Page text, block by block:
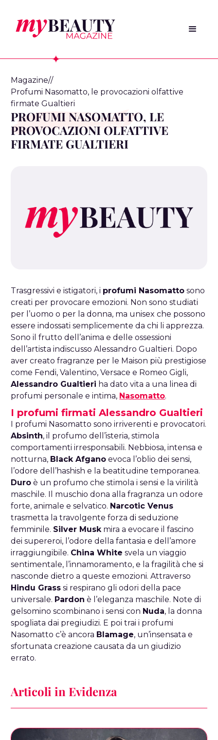
Magazine//
Profumi Nasomatto, le provocazioni olfattive
firmate Gualtieri
PROFUMI NASOMATTO, LE
PROVOCAZIONI OLFATTIVE
FIRMATE GUALTIERI
Trasgressivi e istigatori, i profumi Nasomatto sono
creati per provocare emozioni. Non sono studiati
per l’uomo o per la donna, ma unisex che possono
essere indossati semplicemente da chi li apprezza.
Sono il frutto dell’anima e delle ossessioni
dell’artista indiscusso Alessandro Gualtieri. Dopo
aver creato fragranze per le Maison più prestigiose
come Fendi, Valentino, Versace e Romeo Gigli,
Alessandro Gualtieri ha dato vita a una linea di
profumi personale e intima, Nasomatto.
I profumi firmati Alessandro Gualtieri
I profumi Nasomatto sono irriverenti e provocatori.
Absinth, il profumo dell’isteria, stimola
comportamenti irresponsabili. Nebbiosa, intensa e
notturna, Black Afgano evoca l’oblio dei sensi,
l’odore dell’hashish e la beatitudine temporanea.
Duro è un profumo che stimola i sensi e la virilità
maschile. Il muschio dona alla fragranza un odore
forte, animale e selvatico. Narcotic Venus
trasmetta la travolgente forza di seduzione
femminile. Silver Musk mira a evocare il fascino
dei supereroi, l’odore della fantasia e dell’amore
irraggiungibile. China White svela un viaggio
sentimentale, l’innamoramento, e la fragilità che si
nasconde dietro a queste emozioni. Attraverso
Hindu Grass si respirano gli odori della pace
universale. Pardon è l’eleganza maschile. Note di
gelsomino scombinano i sensi con Nuda, la donna
spogliata dai pregiudizi. E poi trai i profumi
Nasomatto c’è ancora Blamage, un’insensata e
sfortunata creazione causata da un giudizio
errato.
Articoli in Evidenza